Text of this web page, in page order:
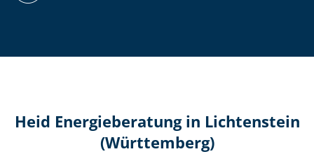
Heid Energieberatung in Lichtenstein
(Württemberg)